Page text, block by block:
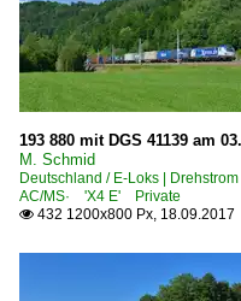
193 880 mit DGS 41139 am
M. Schmid
Deutschland / E-Loks |
AC/MS· 'X4 E' Private
 432 1200x800 Px, 18.09.2017